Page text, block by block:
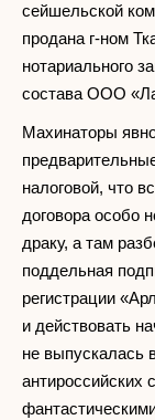
сейшельской
продана г-ном
нотариального
состава ООО
Махинаторы
налоговой, что
договора особо
драку, а там
поддельная
регистрации
и действовать
не выпускалась
антироссийских